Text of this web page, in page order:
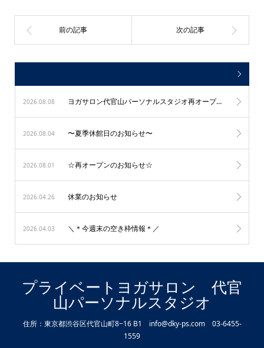
2026.08.08 ヨガサロン代官山パーソナルスタジオ再オープン！
2026.08.04 〜夏季休館日のお知らせ〜
2026.08.01 ☆再オープンのお知らせ☆
2026.04.26 休業のお知らせ
2026.04.03 ＼＊今週末の空き枠情報＊／
プライベートヨガサロン 代官
山パーソナルスタジオ
住所：東京都渋谷区代官山町8−16 B1 info@dky-ps.com 03-6455-
1559